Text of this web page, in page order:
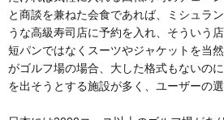
と商談を兼ねた会食であれば、ミシュラ
うな高級寿司店に予約を入れ、そういう
短パンではなくスーツやジャケットを当
がゴルフ場の場合、大した格式もないの
を出そうとする施設が多く、ユーザーの